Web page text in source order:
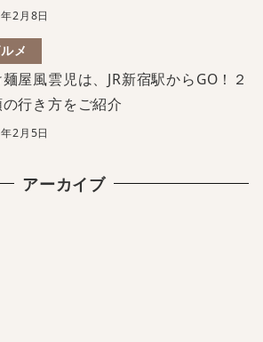
2月8日
メ
屋風雲児は、JR新宿駅からGO！２
行き方をご紹介
2月5日
アーカイブ